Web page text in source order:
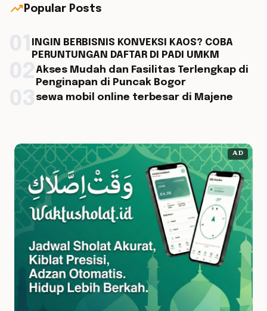
trending_up Popular Posts
INGIN BERBISNIS KONVEKSI KAOS? COBA
PERUNTUNGAN DAFTAR DI PADI UMKM
Akses Mudah dan Fasilitas Terlengkap di
Penginapan di Puncak Bogor
sewa mobil online terbesar di Majene
AD